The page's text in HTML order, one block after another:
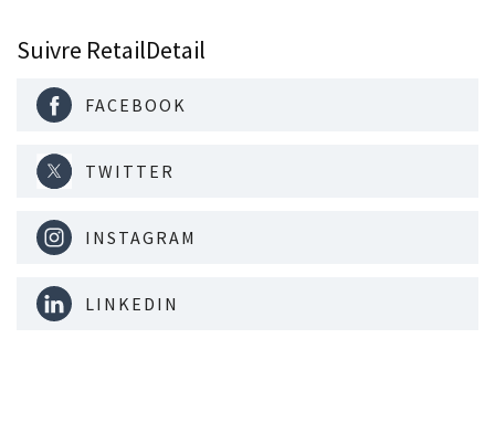
Suivre RetailDetail
FACEBOOK
TWITTER
INSTAGRAM
LINKEDIN